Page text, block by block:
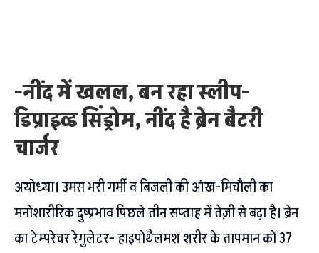
-नींद में खलल, बन रहा स्लीप-
डिप्राइव्ड सिंड्रोम, नींद है ब्रेन बैटरी
चार्जर
अयोध्या। उमस भरी गर्मी व बिजली की आंख-मिचौली का
मनोशारीरिक दुष्प्रभाव पिछले तीन सप्ताह में तेज़ी से बढ़ा है। ब्रेन
का टेम्परेचर रेगुलेटर- हाइपोथैलमश शरीर के तापमान को 37